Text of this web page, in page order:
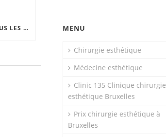
POCHES ET CERNES SOUS LES YEUX : LES SOLUTIONS EFFICACES MENU
Chirurgie esthétique
Médecine esthétique
Clinic 135 Clinique chirurgie
esthétique Bruxelles
Prix chirurgie esthétique à
Bruxelles